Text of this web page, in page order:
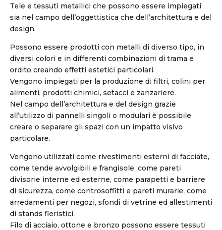
Tele e tessuti metallici che possono essere impiegati
sia nel campo dell’oggettistica che dell’architettura e del
design.
Possono essere prodotti con metalli di diverso tipo, in
diversi colori e in differenti combinazioni di trama e
ordito creando effetti estetici particolari.
Vengono impiegati per la produzione di filtri, colini per
alimenti, prodotti chimici, setacci e zanzariere.
Nel campo dell’architettura e del design grazie
all’utilizzo di pannelli singoli o modulari è possibile
creare o separare gli spazi con un impatto visivo
particolare.
Vengono utilizzati come rivestimenti esterni di facciate,
come tende avvolgibili e frangisole, come pareti
divisorie interne ed esterne, come parapetti e barriere
di sicurezza, come controsoffitti e pareti murarie, come
arredamenti per negozi, sfondi di vetrine ed allestimenti
di stands fieristici.
Filo di acciaio, ottone e bronzo possono essere tessuti